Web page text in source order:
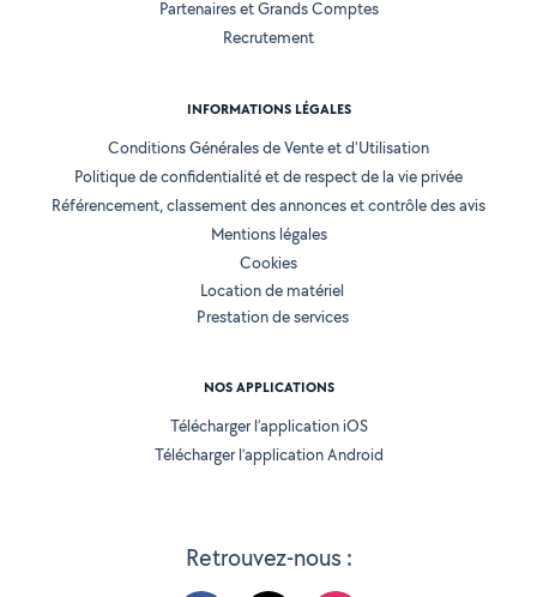
Retrouvez-nous :
Partenaires et Grands Comptes
Recrutement
INFORMATIONS LÉGALES
Conditions Générales de Vente et d'Utilisation
Politique de confidentialité et de respect de la vie privée
Référencement, classement des annonces et contrôle des avis
Mentions légales
Cookies
Location de matériel
Prestation de services
NOS APPLICATIONS
Télécharger l’application iOS
Télécharger l’application Android